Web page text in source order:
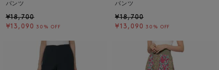
パンツ
¥18,700
¥13,090 30% OFF
パンツ
¥18,700
¥13,090 30% OFF